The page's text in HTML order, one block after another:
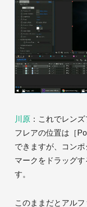
川原 ：これでレン
フレアの位置は［
できますが、コン
マークをドラッグ
す。
このままだとアル